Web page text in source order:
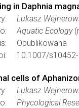
in Daphnia
Lukasz
Aquatic Ecology
Opublikowana
10.1007/
cells of
Lukasz
Phycological